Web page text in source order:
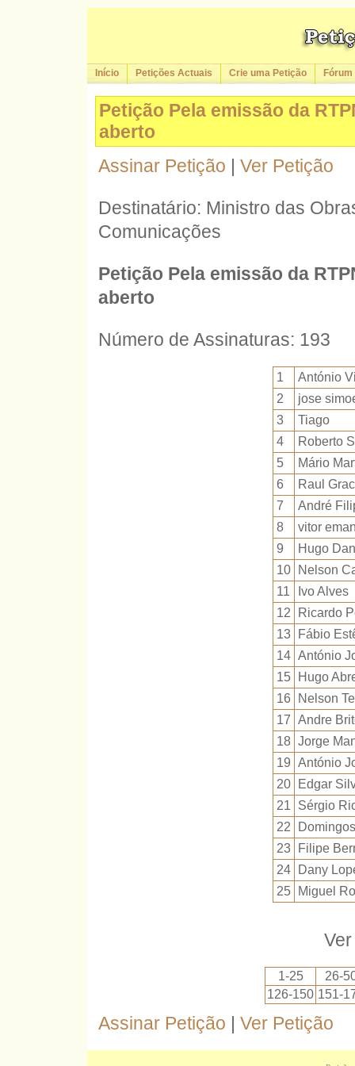
Início Petições Actuais Crie uma Petição Fórum
Petição Pela emissão da
aberto
Assinar Petição | Ver Petição
Destinatário: Ministro das
Comunicações
Petição Pela emissão da
aberto
Número de Assinaturas: 193
1
António
2
jose
3
Tiago
4
Roberto
5
Mário
6
Raul
7
André
8
vitor
9
Hugo
10
Nelson
11
Ivo Alves
12
Ricardo
13
Fábio
14 António
15
Hugo
16
Nelson
17 Andre
18 Jorge
19 António
20
Edgar
21
Sérgio
22
23
Filipe
24
Dany
25
Miguel
1-25
26-
126-150 151-
Assinar Petição | Ver Petição